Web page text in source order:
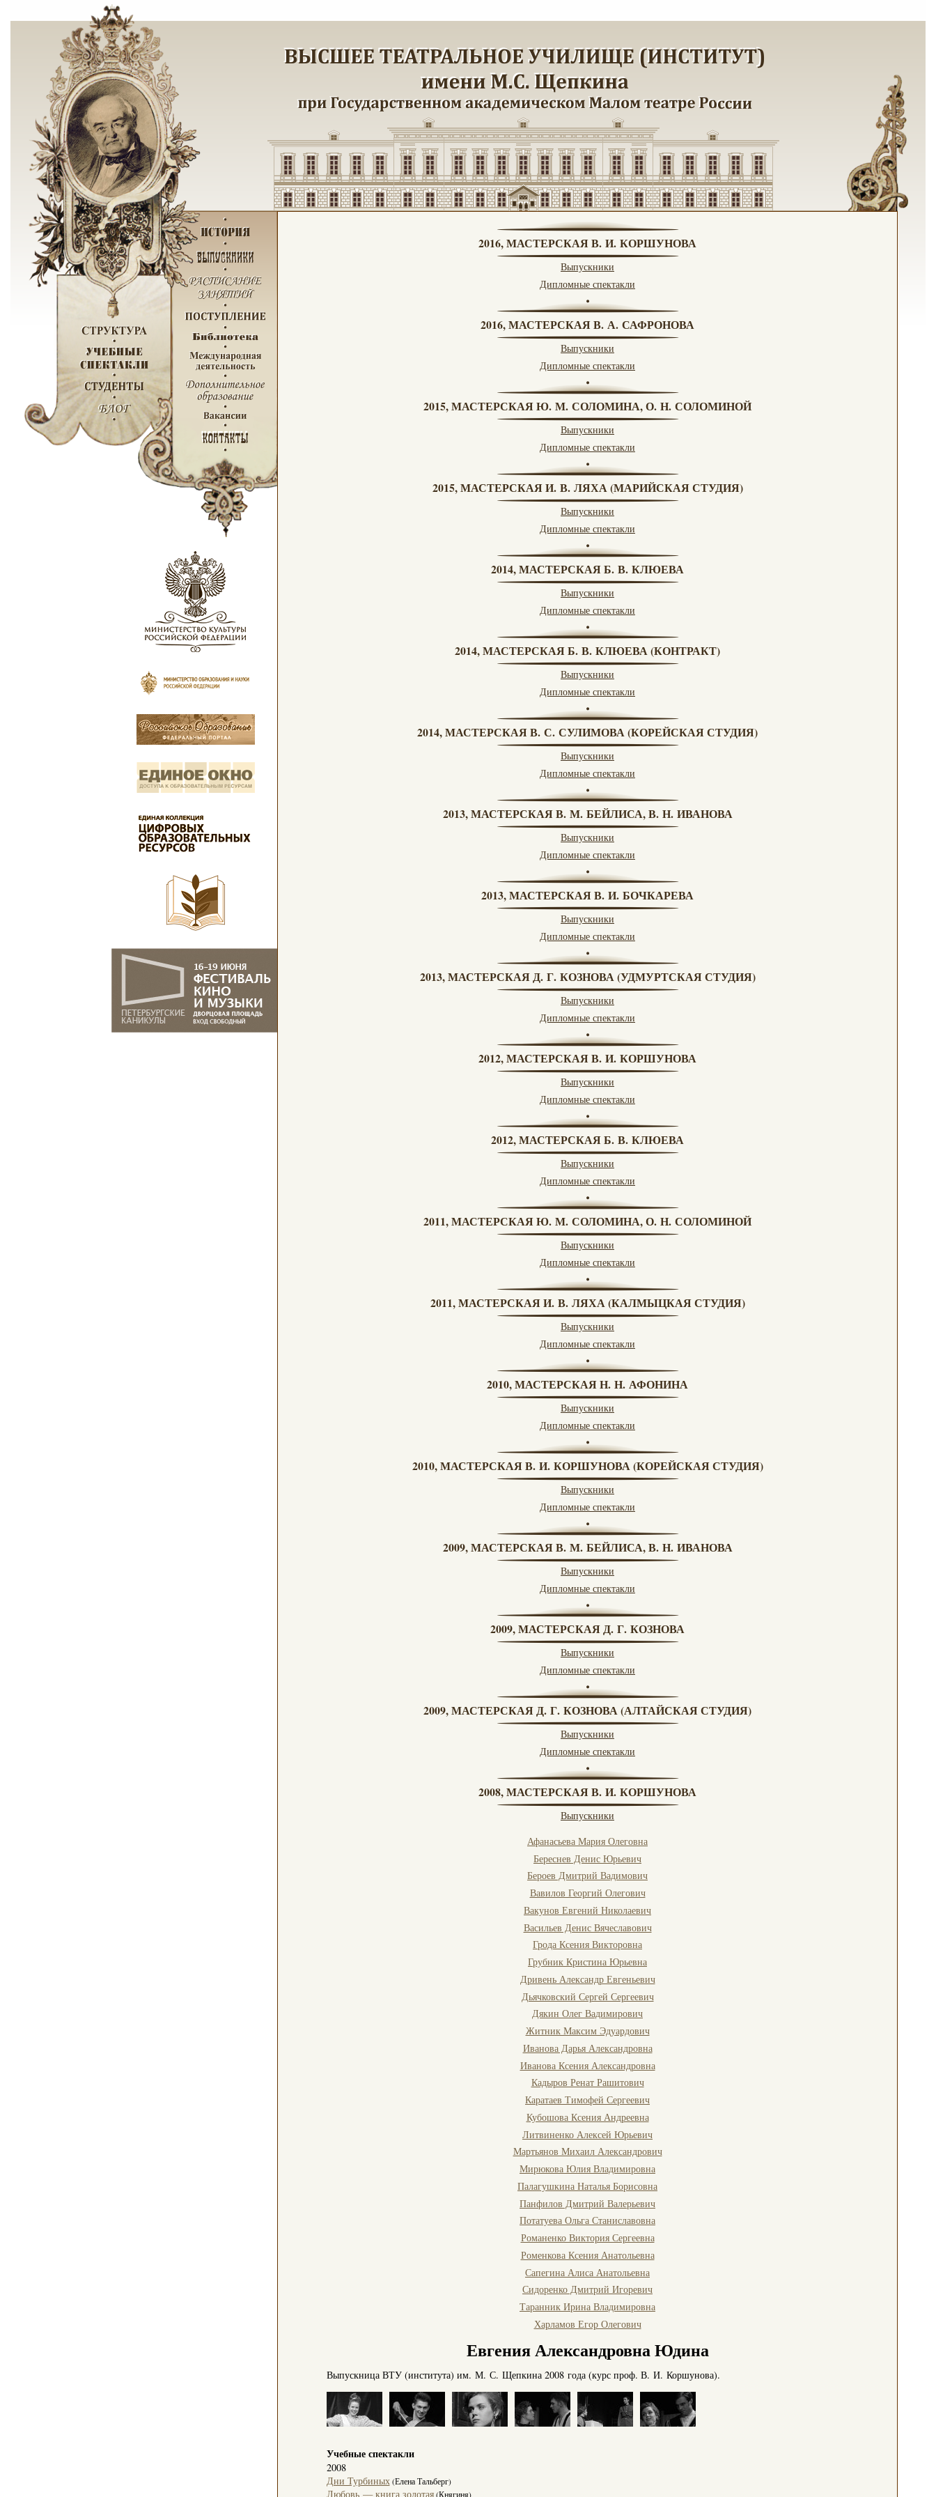
2016, МАСТЕРСКАЯ В. И. КОРШУНОВА
Выпускники
Дипломные спектакли
2016, МАСТЕРСКАЯ В. А. САФРОНОВА
Выпускники
Дипломные спектакли
2015, МАСТЕРСКАЯ Ю. М. СОЛОМИНА, О. Н. СОЛОМИНОЙ
Выпускники
Дипломные спектакли
2015, МАСТЕРСКАЯ И. В. ЛЯХА (МАРИЙСКАЯ СТУДИЯ)
Выпускники
Дипломные спектакли
2014, МАСТЕРСКАЯ Б. В. КЛЮЕВА
Выпускники
Дипломные спектакли
2014, МАСТЕРСКАЯ Б. В. КЛЮЕВА (КОНТРАКТ)
Выпускники
Дипломные спектакли
2014, МАСТЕРСКАЯ В. С. СУЛИМОВА (КОРЕЙСКАЯ СТУДИЯ)
Выпускники
Дипломные спектакли
2013, МАСТЕРСКАЯ В. М. БЕЙЛИСА, В. Н. ИВАНОВА
Выпускники
Дипломные спектакли
2013, МАСТЕРСКАЯ В. И. БОЧКАРЕВА
Выпускники
Дипломные спектакли
2013, МАСТЕРСКАЯ Д. Г. КОЗНОВА (УДМУРТСКАЯ СТУДИЯ)
Выпускники
Дипломные спектакли
2012, МАСТЕРСКАЯ В. И. КОРШУНОВА
Выпускники
Дипломные спектакли
2012, МАСТЕРСКАЯ Б. В. КЛЮЕВА
Выпускники
Дипломные спектакли
2011, МАСТЕРСКАЯ Ю. М. СОЛОМИНА, О. Н. СОЛОМИНОЙ
Выпускники
Дипломные спектакли
2011, МАСТЕРСКАЯ И. В. ЛЯХА (КАЛМЫЦКАЯ СТУДИЯ)
Выпускники
Дипломные спектакли
2010, МАСТЕРСКАЯ Н. Н. АФОНИНА
Выпускники
Дипломные спектакли
2010, МАСТЕРСКАЯ В. И. КОРШУНОВА (КОРЕЙСКАЯ СТУДИЯ)
Выпускники
Дипломные спектакли
2009, МАСТЕРСКАЯ В. М. БЕЙЛИСА, В. Н. ИВАНОВА
Выпускники
Дипломные спектакли
2009, МАСТЕРСКАЯ Д. Г. КОЗНОВА
Выпускники
Дипломные спектакли
2009, МАСТЕРСКАЯ Д. Г. КОЗНОВА (АЛТАЙСКАЯ СТУДИЯ)
Выпускники
Дипломные спектакли
2008, МАСТЕРСКАЯ В. И. КОРШУНОВА
Выпускники
Афанасьева Мария Олеговна
Береснев Денис Юрьевич
Бероев Дмитрий Вадимович
Вавилов Георгий Олегович
Вакунов Евгений Николаевич
Васильев Денис Вячеславович
Грода Ксения Викторовна
Грубник Кристина Юрьевна
Дривень Александр Евгеньевич
Дьячковский Сергей Сергеевич
Дякин Олег Вадимирович
Житник Максим Эдуардович
Иванова Дарья Александровна
Иванова Ксения Александровна
Кадыров Ренат Рашитович
Каратаев Тимофей Сергеевич
Кубошова Ксения Андреевна
Литвиненко Алексей Юрьевич
Мартьянов Михаил Александрович
Мирюкова Юлия Владимировна
Палагушкина Наталья Борисовна
Панфилов Дмитрий Валерьевич
Потатуева Ольга Станиславовна
Романенко Виктория Сергеевна
Роменкова Ксения Анатольевна
Сапегина Алиса Анатольевна
Сидоренко Дмитрий Игоревич
Таранник Ирина Владимировна
Харламов Егор Олегович
Евгения Александровна Юдина
Выпускница ВТУ (института) им. М. С. Щепкина 2008 года (курс проф. В. И. Коршунова).
Учебные спектакли
2008
Дни Турбиных(Елена Тальберг)
Любовь — книга золотая(Княгиня)